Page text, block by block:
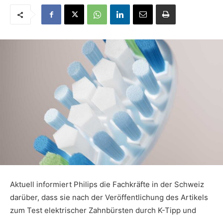
Aktuell informiert Philips die Fachkräfte in der Schweiz
darüber, dass sie nach der Veröffentlichung des Artikels
zum Test elektrischer Zahnbürsten durch K-Tipp und